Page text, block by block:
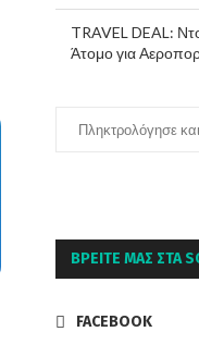
TRAVEL DEAL:
Άτομο για
ΒΡΕΊΤΕ ΜΑΣ ΣΤΑ
FACEBOOK